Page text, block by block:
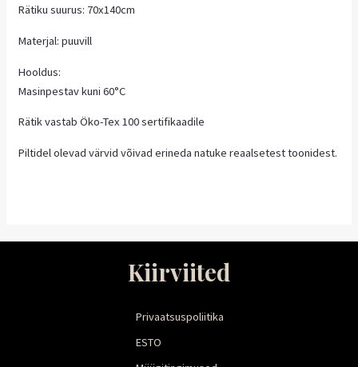
Rätiku suurus: 70x140cm
Materjal: puuvill
Hooldus:
Masinpestav kuni 60°C
Rätik vastab Öko-Tex 100 sertifikaadile
Piltidel olevad värvid võivad erineda natuke reaalsetest toonidest.
Kiirviited
Privaatsuspoliitika
ESTO